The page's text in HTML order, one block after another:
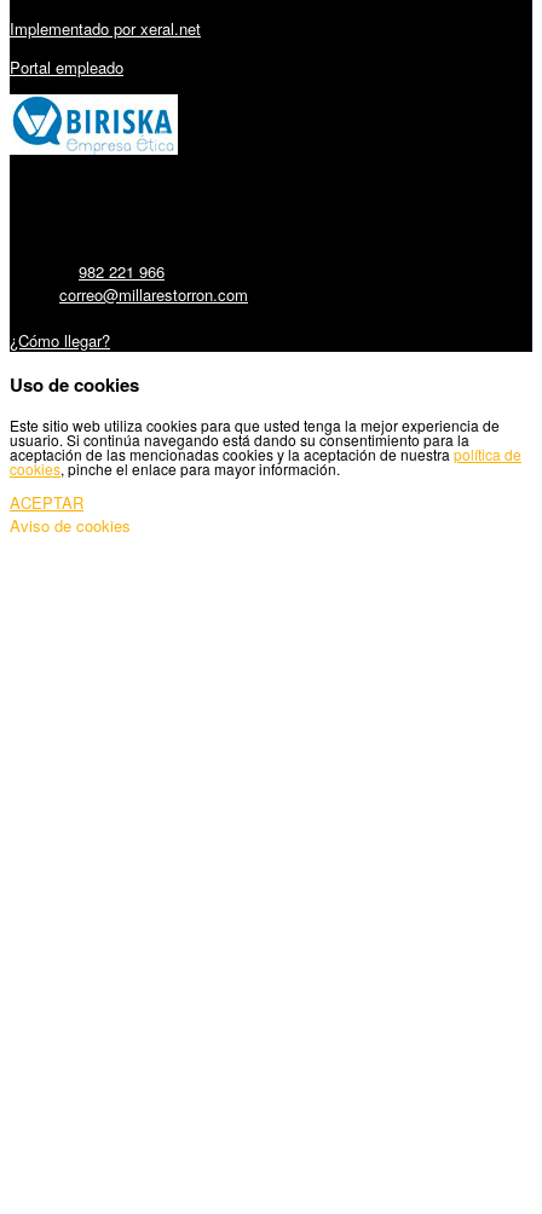
Implementado por xeral.net
Portal empleado
982 221 966
correo@millarestorron.com
¿Cómo llegar?
Uso de cookies
Este sitio web utiliza cookies para que usted tenga la mejor experiencia de
usuario. Si continúa navegando está dando su consentimiento para la
aceptación de las mencionadas cookies y la aceptación de nuestra política de
cookies, pinche el enlace para mayor información.
ACEPTAR
Aviso de cookies